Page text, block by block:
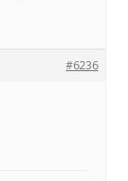
#6236